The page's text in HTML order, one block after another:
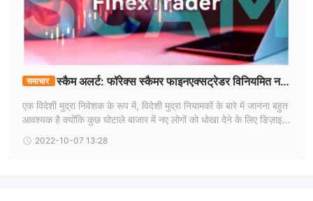
समाचार
स्कैम अलर्ट: फॉरेक्स स्कैमर फाइनएक्सट्रेडर विनियमित नहीं
एक विदेशी मुद्रा निवेशक के रूप में, विदेशी मुद्रा नियामकों के बारे में जानना बहुत
आवश्यक है क्योंकि कुछ घोटाले बाजार में नए लोगों को धोखा देने के लिए डिज़ाइन
2022-10-07 13:28